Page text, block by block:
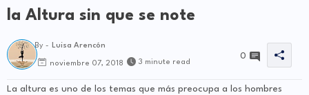
la Altura sin que se note
By - Luisa Arencón
noviembre 07, 2018 3 minute read
0
La altura es uno de los temas que más preocupa a los hombres